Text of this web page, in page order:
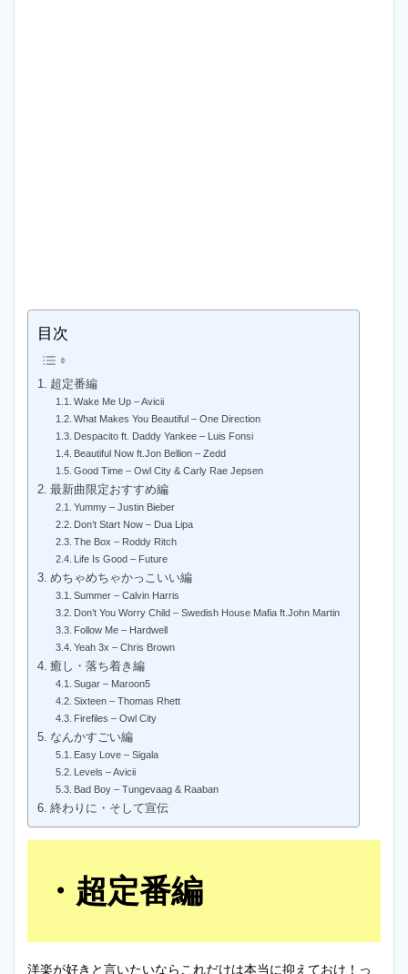
目次
超定番編
Wake Me Up – Avicii
What Makes You Beautiful – One Direction
Despacito ft. Daddy Yankee – Luis Fonsi
Beautiful Now ft.Jon Bellion – Zedd
Good Time – Owl City & Carly Rae Jepsen
最新曲限定おすすめ編
Yummy – Justin Bieber
Don’t Start Now – Dua Lipa
The Box – Roddy Ritch
Life Is Good – Future
めちゃめちゃかっこいい編
Summer – Calvin Harris
Don’t You Worry Child – Swedish House Mafia ft.John Martin
Follow Me – Hardwell
Yeah 3x – Chris Brown
癒し・落ち着き編
Sugar – Maroon5
Sixteen – Thomas Rhett
Firefiles – Owl City
なんかすごい編
Easy Love – Sigala
Levels – Avicii
Bad Boy – Tungevaag & Raaban
終わりに・そして宣伝
超定番編
洋楽が好きと言いたいならこれだけは本当に抑えておけ！っ